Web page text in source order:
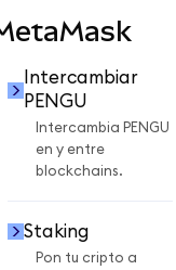
Intercambiar
PENGU
Intercambia PENGU
en y entre
blockchains.
Staking
Pon tu cripto a